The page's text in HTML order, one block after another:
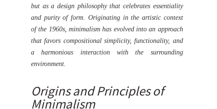
but as a design philosophy that celebrates essentiality
and purity of form. Originating in the artistic context
of the 1960s, minimalism has evolved into an approach
that favors compositional simplicity, functionality, and
a harmonious interaction with the surrounding
environment.
Origins and Principles of
Minimalism